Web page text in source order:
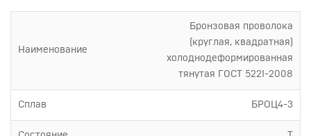
Наименование
Бронзовая проволока
(круглая, квадратная)
холоднодеформированная
тянутая ГОСТ 5221-2008
Сплав БРОЦ4-3